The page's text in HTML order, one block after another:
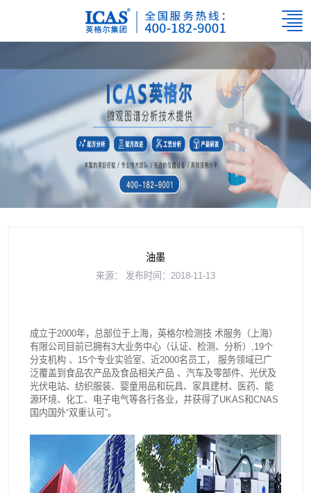
油墨
来源： 发布时间：2018-11-13
成立于2000年，总部位于上海，英格尔检测技 术服务（上海）
有限公司目前已拥有3大业务中心（认证、检测、分析）,19个
分支机构 、15个专业实验室、近2000名员工， 服务领域已广
泛覆盖到食品农产品及食品相关产品 、汽车及零部件、光伏及
光伏电站、纺织服装、婴童用品和玩具、家具建材、医药、能
源环境、化工、电子电气等各行各业，并获得了UKAS和CNAS
国内国外“双重认可”。